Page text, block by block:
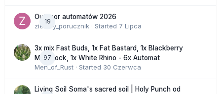
19
Outdoor automatów 2026
zielony_porucznik · Started 7 Lipca
97
3x mix Fast Buds, 1x Fat Bastard, 1x Blackberry
Moonrock, 1x White Rhino - 6x Automat
Men_of_Rust · Started 30 Czerwca
Living Soil Soma's sacred soil | Holy Punch od